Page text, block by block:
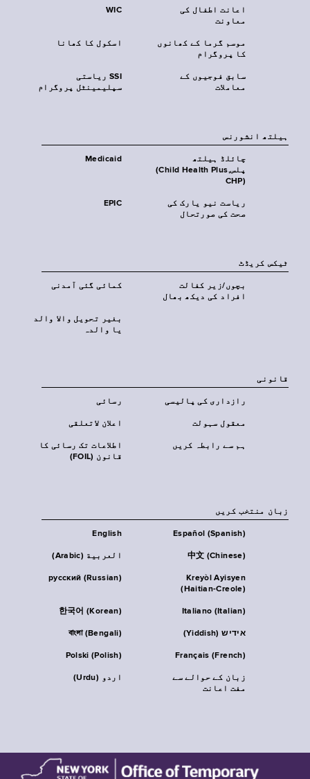
WIC
اعانت اطفال کی
معاونت
اسکول کا کھانا
موسم گرما کے کھانوں
کا پروگرام
SSI ریاستی
سپلیمینٹل پروگرام
سابق فوجیوں کے
معاملات
‏ہیلتھ انشورنس
Medicaid
چائلڈ ہیلتھ
پلس‎(Child Health Plus,
CHP)‎
EPIC
ریاست نیو یارک کی
صحت کی صورتحال
ٹیکس کریڈٹ
کمائی گئی آمدنی
بچوں/زیر کفالت
افراد کی دیکھ بھال
بغیر تحویل والا والد
یا والدہ
قانونی
رسائی رازداری کی پالیسی
اعلان لاتعلقی معقول سہولت
اطلاعات تک رسائی کا
قانون (FOIL)
ہم سے رابطہ کریں
زبان منتخب کریں
English Español (Spanish)
العربية (Arabic) 中文 (Chinese)
русский (Russian)
Kreyòl Ayisyen
(Haitian-Creole)
한국어 (Korean) Italiano (Italian)
বাংলা (Bengali) אידיש (Yiddish)
Polski (Polish) Français (French)
اردو (Urdu)
زبان کے حوالے سے
مفت اعانت